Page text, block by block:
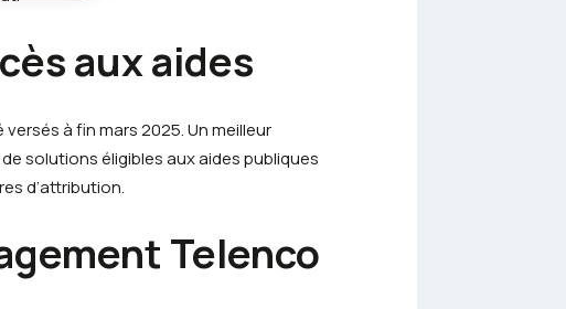
aux aides
à fin mars 2025. Un meilleur
solutions éligibles aux aides publiques
d’attribution.
Telenco